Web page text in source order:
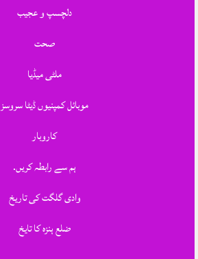
دلچسپ و عجیب
صحت
ملٹی میڈیا
موبائل کمپنیوں ڈیٹا سروسز
کاروبار
ہم سے رابطہ کریں.
وادی گلگت کی تاریخ
ضلع ہنزہ کا تایخ